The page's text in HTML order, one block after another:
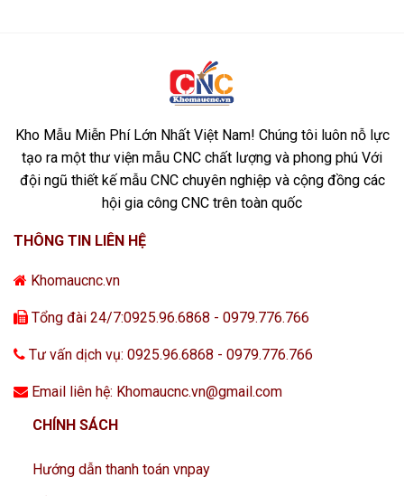
Kho Mẫu Miễn Phí Lớn Nhất Việt Nam! Chúng tôi luôn nỗ lực
tạo ra một thư viện mẫu CNC chất lượng và phong phú Với
đội ngũ thiết kế mẫu CNC chuyên nghiệp và cộng đồng các
hội gia công CNC trên toàn quốc
THÔNG TIN LIÊN HỆ
Khomaucnc.vn
Tổng đài 24/7:0925.96.6868 - 0979.776.766
Tư vấn dịch vụ: 0925.96.6868 - 0979.776.766
Email liên hệ: Khomaucnc.vn@gmail.com
CHÍNH SÁCH
Hướng dẫn thanh toán vnpay